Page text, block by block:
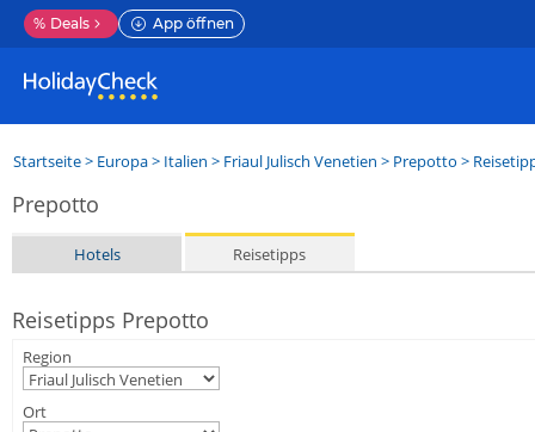
% Deals App öffnen
Startseite> Europa> Italien > Friaul Julisch Venetien > Prepotto >
Prepotto
Hotels Reisetipps
Reisetipps Prepotto
Region
Ort